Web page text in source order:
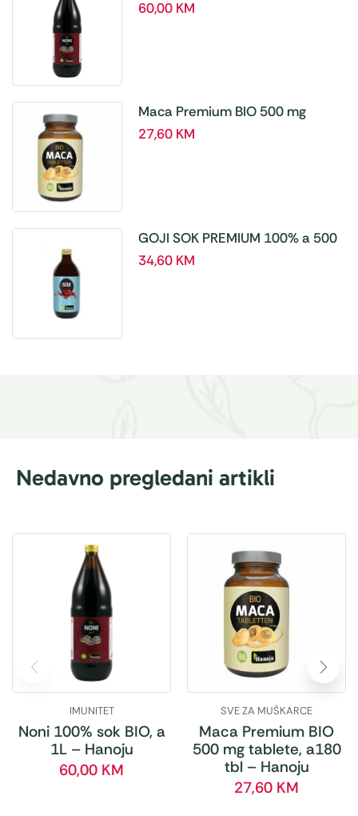
60,00 KM
Maca Premium BIO 500 mg
tablete, a180 tbl – Hanoju
27,60 KM
GOJI SOK PREMIUM 100% a 500
ml
34,60 KM
Nedavno pregledani artikli
IMUNITET
Noni 100% sok BIO, a
1L – Hanoju
60,00 KM
SVE ZA MUŠKARCE
Maca Premium BIO
500 mg tablete, a180
tbl – Hanoju
27,60 KM